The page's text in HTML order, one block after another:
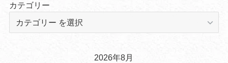
カテゴリー
2026年8月